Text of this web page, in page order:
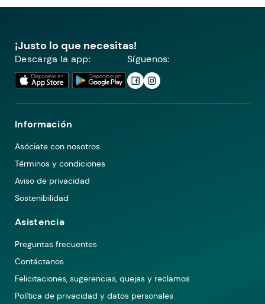
¡Justo lo que necesitas!
Descarga la app: Síguenos:
Información
Asóciate con nosotros
Términos y condiciones
Aviso de privacidad
Sostenibilidad
Asistencia
Preguntas frecuentes
Contáctanos
Felicitaciones, sugerencias, quejas y reclamos
Política de privacidad y datos personales